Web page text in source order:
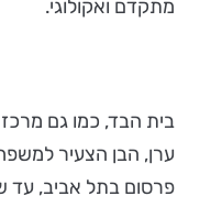
מתקדם ואקולוגי.
בית הבד, כמו גם